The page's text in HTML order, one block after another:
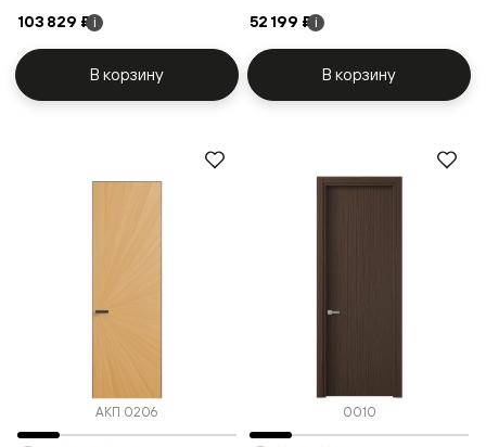
103 829 ₽ i
В корзину
52 199 ₽ i
В корзину
АКП 0206 0010